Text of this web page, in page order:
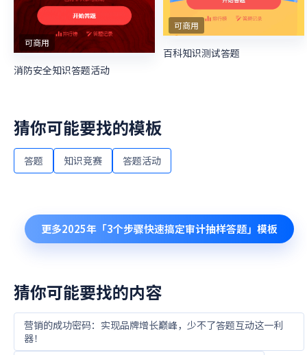
可商用
消防安全知识答题活动
可商用
百科知识测试答题
猜你可能要找的模板
答题 知识竞赛 答题活动
更多2025年「3个步骤快速搞定审计抽样答题」 模板
猜你可能要找的内容
营销的成功密码：实现品牌增长巅峰，少不了答题互动这一利
器！